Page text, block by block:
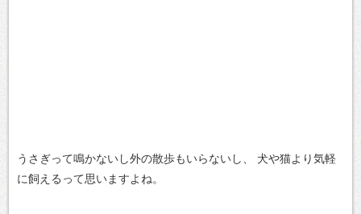
うさぎって鳴かないし外の散歩もいらないし、
犬や猫より気軽
に飼えるって思いますよね。